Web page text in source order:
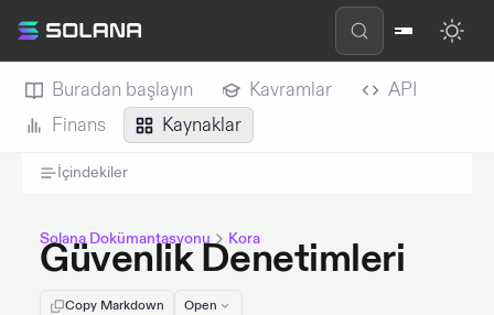
Buradan başlayın Kavramlar
API
Finans
Kaynaklar
İçindekiler
Solana Dokümantasyonu Kora
Güvenlik Denetimleri
Copy Markdown Open